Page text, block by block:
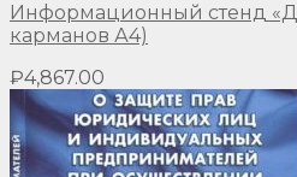
Информационный стенд
карманов А4)
₽4,867.00